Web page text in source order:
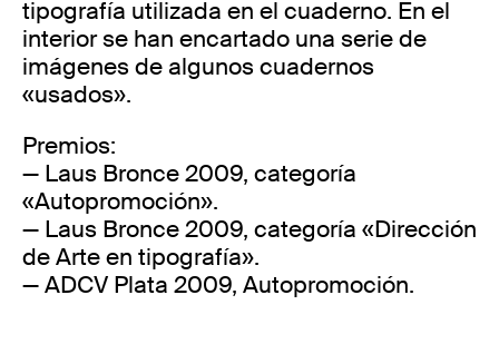
tipografía utilizada en el cuaderno. En el
interior se han encartado una serie de
imágenes de algunos cuadernos
«usados».
Premios:
— Laus Bronce 2009, categoría
«Autopromoción».
— Laus Bronce 2009, categoría «Dirección
de Arte en tipografía».
— ADCV Plata 2009, Autopromoción.